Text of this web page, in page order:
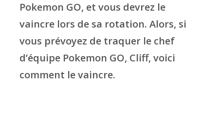
Pokemon GO, et vous devrez le
vaincre lors de sa rotation. Alors, si
vous prévoyez de traquer le chef
d’équipe Pokemon GO, Cliff, voici
comment le vaincre.